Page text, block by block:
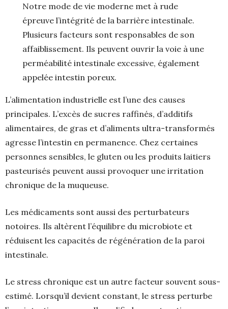
Notre mode de vie moderne met à rude
épreuve l’intégrité de la barrière intestinale.
Plusieurs facteurs sont responsables de son
affaiblissement. Ils peuvent ouvrir la voie à une
perméabilité intestinale excessive, également
appelée intestin poreux.
L’alimentation industrielle est l’une des causes
principales. L’excès de sucres raffinés, d’additifs
alimentaires, de gras et d’aliments ultra-transformés
agresse l’intestin en permanence. Chez certaines
personnes sensibles, le gluten ou les produits laitiers
pasteurisés peuvent aussi provoquer une irritation
chronique de la muqueuse.
Les médicaments sont aussi des perturbateurs
notoires. Ils altèrent l’équilibre du microbiote et
réduisent les capacités de régénération de la paroi
intestinale.
Le stress chronique est un autre facteur souvent sous-
estimé. Lorsqu’il devient constant, le stress perturbe